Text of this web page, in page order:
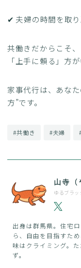
✔ 夫婦の時間を取
共働きだからこそ
「上手に頼る」方
家事代行は、あな
方”です。
#共働き #夫婦
山寺（
ゆるブラッ
出身は群馬県。住宅
ら、自由を目指すた
味はクライミング。
ず。